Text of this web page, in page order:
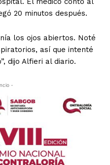
20 minutos después.
los ojos abiertos. Noté
así que intenté
dijo Alfieri al diario.
-